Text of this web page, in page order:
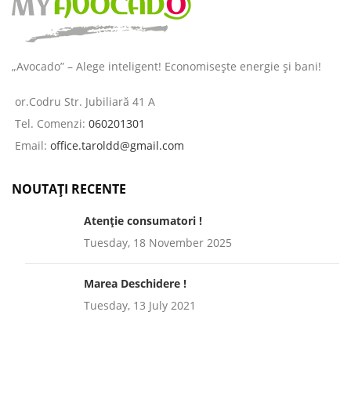
„Avocado” – Alege inteligent! Economisește energie și bani!
or.Codru Str. Jubiliară 41 A
Tel. Comenzi: 060201301
Email: office.taroldd@gmail.com
NOUTAȚI RECENTE
Atenție consumatori !
Tuesday, 18 November 2025
Marea Deschidere !
Tuesday, 13 July 2021